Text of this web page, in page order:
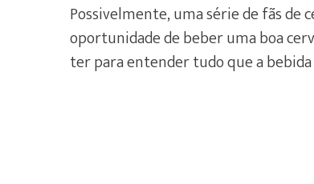
Possivelmente, uma série de fãs de
oportunidade de beber uma boa
ter para entender tudo que a